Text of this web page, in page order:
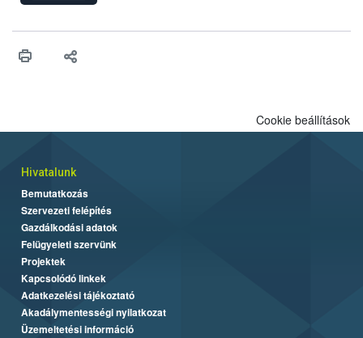
Cookie beállítások
Hivatalunk
Bemutatkozás
Szervezeti felépítés
Gazdálkodási adatok
Felügyeleti szervünk
Projektek
Kapcsolódó linkek
Adatkezelési tájékoztató
Akadálymentességi nyilatkozat
Üzemeltetési információ